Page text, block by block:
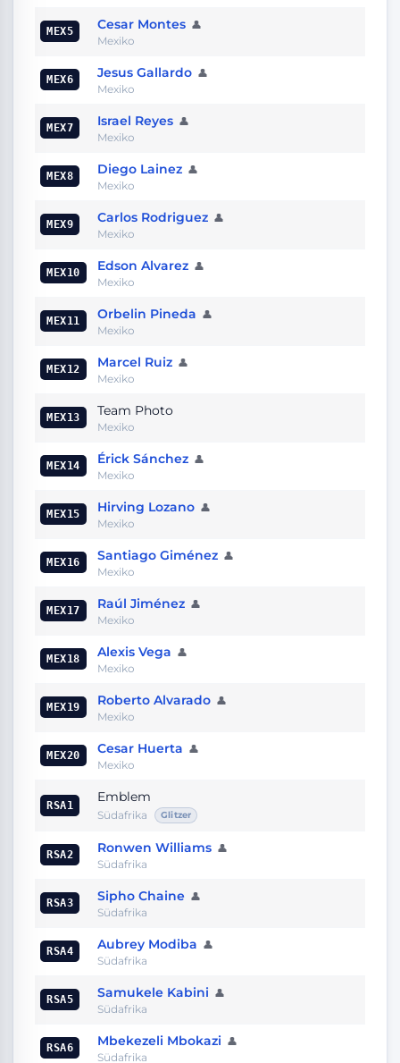
MEX5 Cesar Montes 👤
Mexiko
MEX6 Jesus Gallardo 👤
Mexiko
MEX7 Israel Reyes 👤
Mexiko
MEX8 Diego Lainez 👤
Mexiko
MEX9 Carlos Rodriguez 👤
Mexiko
MEX10 Edson Alvarez 👤
Mexiko
MEX11 Orbelin Pineda 👤
Mexiko
MEX12 Marcel Ruiz 👤
Mexiko
MEX13 Team Photo
Mexiko
MEX14 Érick Sánchez 👤
Mexiko
MEX15 Hirving Lozano 👤
Mexiko
MEX16 Santiago Giménez 👤
Mexiko
MEX17 Raúl Jiménez 👤
Mexiko
MEX18 Alexis Vega 👤
Mexiko
MEX19 Roberto Alvarado 👤
Mexiko
MEX20 Cesar Huerta 👤
Mexiko
RSA1
Emblem
Südafrika Glitzer
RSA2 Ronwen Williams 👤
Südafrika
RSA3 Sipho Chaine 👤
Südafrika
RSA4 Aubrey Modiba 👤
Südafrika
RSA5 Samukele Kabini 👤
Südafrika
RSA6 Mbekezeli Mbokazi 👤
Südafrika